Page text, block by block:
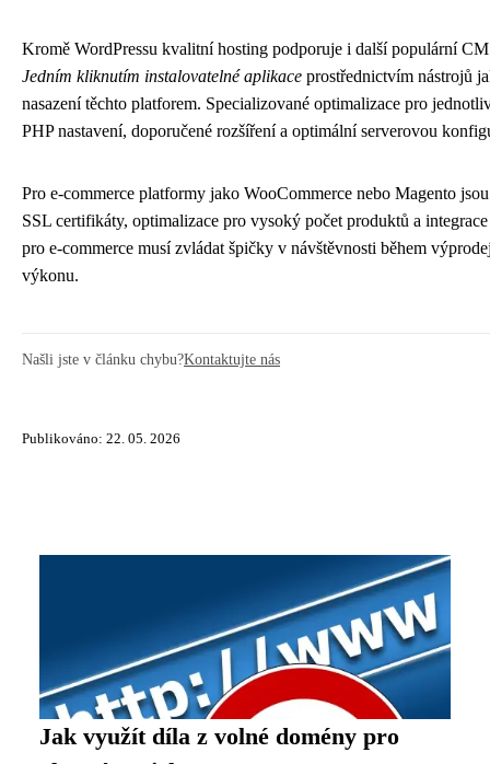
Kromě WordPressu kvalitní hosting podporuje i další populární
Jedním kliknutím instalovatelné aplikace prostřednictvím nástrojů
nasazení těchto platforem. Specializované optimalizace pro
PHP nastavení, doporučené rozšíření a optimální serverovou
Pro e-commerce platformy jako WooCommerce nebo Magento
SSL certifikáty, optimalizace pro vysoký počet produktů a
pro e-commerce musí zvládat špičky v návštěvnosti během
výkonu.
Našli jste v článku chybu?Kontaktujte nás
Publikováno: 22. 05. 2026
Jak využít díla z volné domény pro